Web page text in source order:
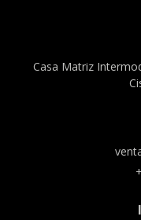
Casa Matriz